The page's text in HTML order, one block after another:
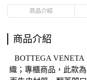
商品介紹
商品介紹
BOTTEGA
織；專櫃商品，此款